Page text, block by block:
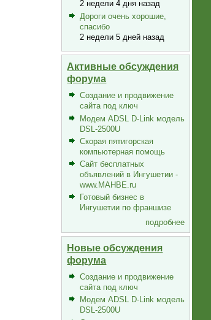
2 недели 4 дня назад
Дороги очень хорошие,
спасибо
2 недели 5 дней назад
Активные обсуждения
форума
Создание и продвижение
сайта под ключ
Модем ADSL D-Link модель
DSL-2500U
Скорая пятигорская
компьютерная помощь
Сайт бесплатных
объявлений в Ингушетии -
www.MAHBE.ru
Готовый бизнес в
Ингушетии по франшизе
подробнее
Новые обсуждения
форума
Создание и продвижение
сайта под ключ
Модем ADSL D-Link модель
DSL-2500U